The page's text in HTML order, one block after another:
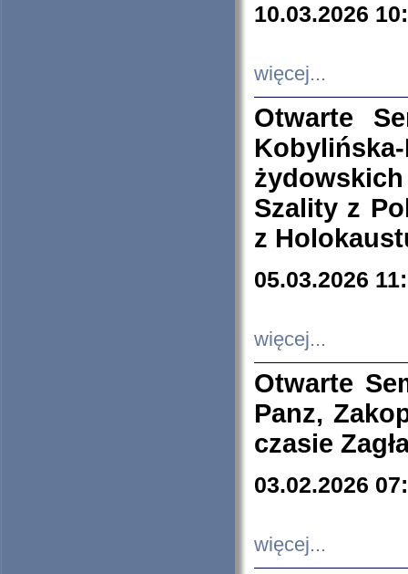
10.03.2026
więcej...
Otwarte
Szality z
z
05.03.2026
więcej...
Otwarte
Panz,
czasie
03.02.2026
więcej...